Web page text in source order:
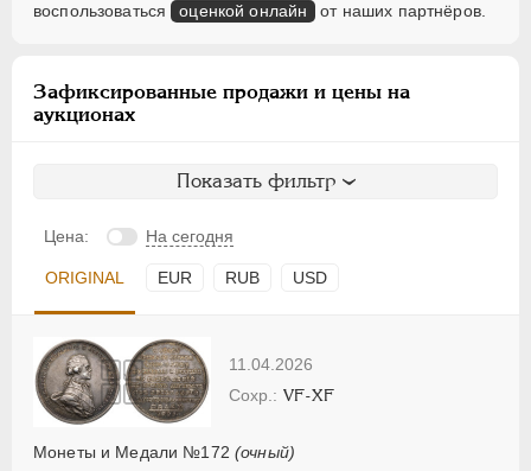
воспользоваться оценкой онлайн от наших партнёров.
Зафиксированные продажи и цены на
аукционах
Показать фильтр
Цена: На сегодня
ORIGINAL EUR RUB USD
11.04.2026
Монеты и Медали №172 (очный)
VF-XF